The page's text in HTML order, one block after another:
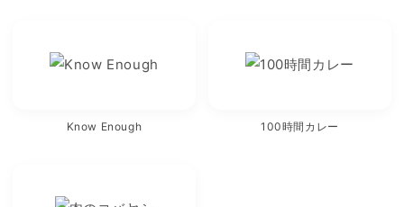
Know Enough 100時間カレー